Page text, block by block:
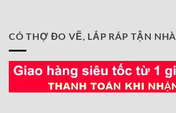
CÓ THỢ ĐO VẼ, LẮP RÁP TẬN NHÀ